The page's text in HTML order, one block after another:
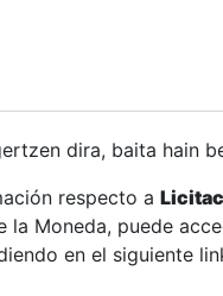
dira, baita hain
respecto a
Moneda, puede
en el siguiente